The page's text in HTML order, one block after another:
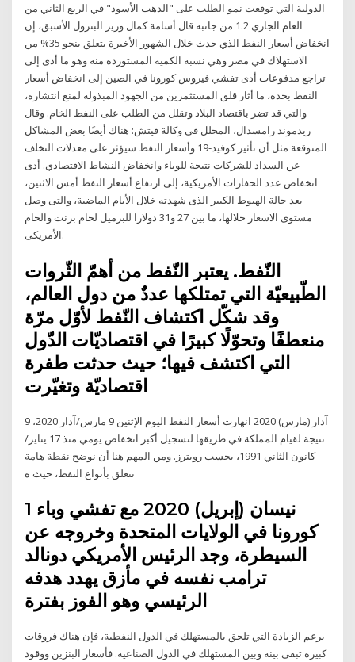
الدولية التي توقعت نمو الطلب على "الذهب الأسود" في الربع الثاني من
العام الجاري 1.2 من جانبه قال أسامة كمال وزير البترول الأسبق، إن
انخفاض أسعار النفط الذي حدث خلال الشهور الأخيرة يتعلق بنحو 35% من
الاستهلاك في مصر وهي نسبة الكمية المستوردة منه وهو ما أدى إلى
تراجع مدفوعات أدى تفشي فيروس كورونا في الصين إلى انخفاض أسعار
النفط بحدة، ما أثار قلق المستثمرين من الجهود المبذولة لمنع انتشاره،
والتي قد تضر باقتصاد البلاد وتقلل من الطلب على النفط الخام. وقال
ريدموند رامسدال، المحلل في وكالة فيتش: هناك أيضًا بعض المشاكل
المتوقعة مثل أن تأثير كوفيد-19 وأسعار النفط سيؤثر على معدلات التخلف
عن السداد للشركات نتيجة للوباء وانخفاض النشاط الاقتصادي. أدى
انخفاض عدد الحفارات الأمريكية، إلى ارتفاع أسعار النفط أمس الاثنين،
بعد حالة الهبوط الكبير الذى شهدته خلال الأيام الماضية، والتى وصل
مستوى الاسعار خلالها، ما بين 27 و31 دولارا للبرميل لخام برنت والخام
الأمريكى.
النّفط. يعتبر النّفط من أهمّ الثّروات
الطّبيعيّة التي تمتلكها عددٌ من دول العالم،
وقد شكّل اكتشاف النّفط لأوّل مرّة
منعطفًا وتحوّلًا كبيرًا في اقتصاديّات الدّول
التي اكتشف فيها؛ حيث حدثت طفرة
اقتصاديّة وتغيّرت
9 آذار (مارس) 2020 انهارت أسعار النفط اليوم الإثنين 9 مارس/آذار 2020،
نتيجة لقيام المملكة في طريقها لتسجيل أكبر انخفاض يومي منذ 17 يناير/
كانون الثاني 1991، بحسب رويترز. ومن المهم هنا أن نوضح نقطة هامة
تتعلق بأنواع النفط، حيث ه
1 نيسان (إبريل) 2020 مع تفشي وباء
كورونا في الولايات المتحدة وخروجه عن
السيطرة، وجد الرئيس الأمريكي دونالد
ترامب نفسه في مأزق يهدد هدفه
برغم الزيادة التي تلحق بالمستهلك في الدول النفطية، فإن هناك فروقات
كبيرة تبقى بينه وبين المستهلك في الدول الصناعية. فأسعار البنزين ووقود